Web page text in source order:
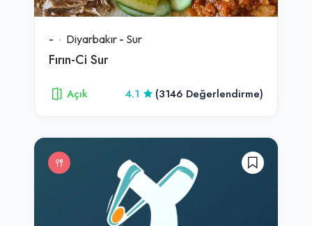
- Diyarbakır - Sur
Fırın-Ci Sur
Açık 4.1 (3146 Değerlendirme)